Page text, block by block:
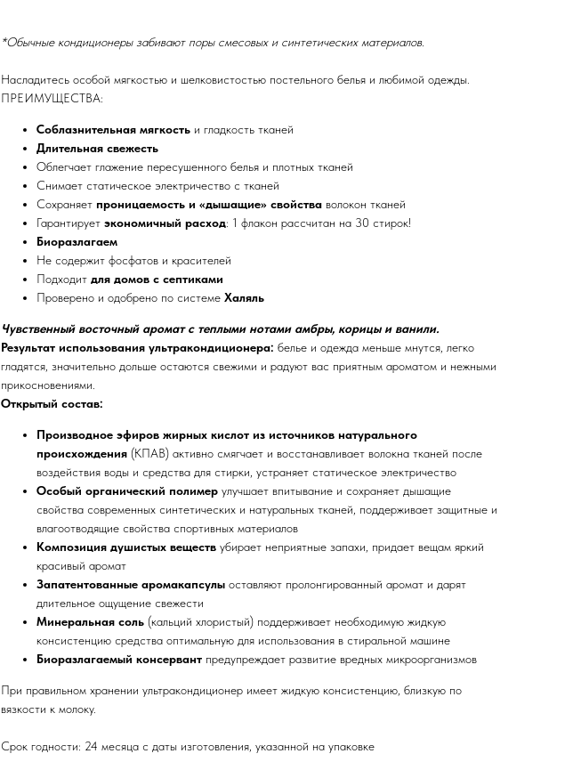
*Обычные кондиционеры забивают поры смесовых и синтетических материалов.
Насладитесь особой мягкостью и шелковистостью постельного белья и любимой одежды.
ПРЕИМУЩЕСТВА:
Соблазнительная мягкость и гладкость тканей
Длительная свежесть
Облегчает глажение пересушенного белья и плотных тканей
Снимает статическое электричество с тканей
Сохраняет проницаемость и «дышащие» свойства волокон тканей
Гарантирует экономичный расход: 1 флакон рассчитан на 30 стирок!
Биоразлагаем
Не содержит фосфатов и красителей
Подходит для домов с септиками
Проверено и одобрено по системе Халяль
Чувственный восточный аромат с теплыми нотами амбры, корицы и ванили.
Результат использования ультракондиционера: белье и одежда меньше мнутся, легко
гладятся, значительно дольше остаются свежими и радуют вас приятным ароматом и нежными
прикосновениями.
Открытый состав:
Производное эфиров жирных кислот из источников натурального
происхождения (КПАВ) активно смягчает и восстанавливает волокна тканей после
воздействия воды и средства для стирки, устраняет статическое электричество
Особый органический полимер улучшает впитывание и сохраняет дышащие
свойства современных синтетических и натуральных тканей, поддерживает защитные и
влагоотводящие свойства спортивных материалов
Композиция душистых веществ убирает неприятные запахи, придает вещам яркий
красивый аромат
Запатентованные аромакапсулы оставляют пролонгированный аромат и дарят
длительное ощущение свежести
Минеральная соль (кальций хлористый) поддерживает необходимую жидкую
консистенцию средства оптимальную для использования в стиральной машине
Биоразлагаемый консервант предупреждает развитие вредных микроорганизмов
При правильном хранении ультракондиционер имеет жидкую консистенцию, близкую по
вязкости к молоку.
Срок годности: 24 месяца с даты изготовления, указанной на упаковке